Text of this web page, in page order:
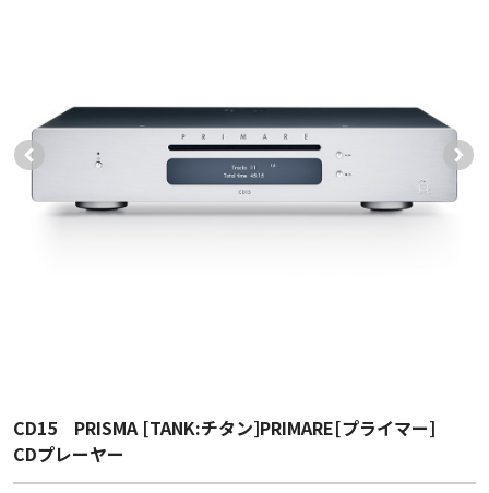
CD15 PRISMA [TANK:チタン]PRIMARE[プライマー]
CDプレーヤー